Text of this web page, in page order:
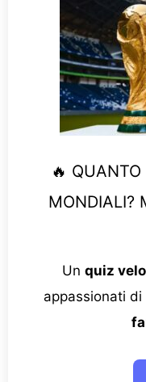
🔥
MONDIALI?
Un quiz
appassionati di